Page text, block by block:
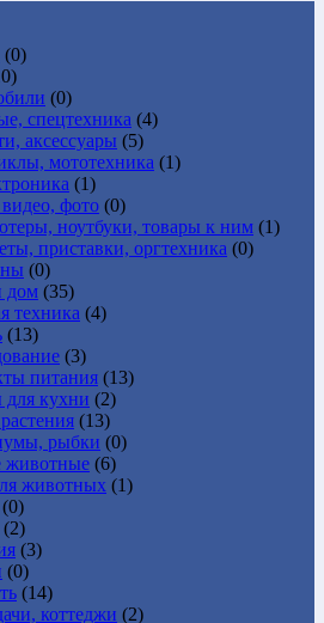
(0)
(0)
спецтехника (4)
аксессуары (5)
мототехника (1)
(1)
фото (0)
ноутбуки, товары к ним (1)
приставки, оргтехника (0)
(0)
дом (35)
техника (4)
(13)
(3)
питания (13)
для кухни (2)
(13)
рыбки (0)
животные (6)
животных (1)
(0)
(2)
(3)
(0)
(14)
коттеджи (2)